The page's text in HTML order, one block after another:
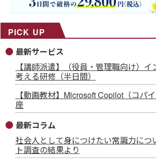
PICK UP
最新サービス
【講師派遣】（役員・管理職向け）イ
考える研修（半日間）
【動画教材】Microsoft Copilot（コパ
座
最新コラム
社会人として身につけたい常識力につ
ト調査の結果より